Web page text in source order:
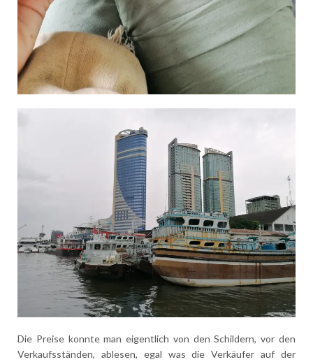
Die Preise konnte man eigentlich von den Schildern, vor den
Verkaufsständen, ablesen, egal was die Verkäufer auf der